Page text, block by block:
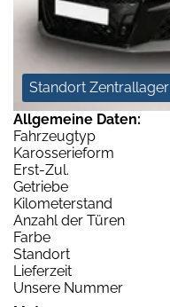
Standort Zentrallager
Allgemeine Daten:
Fahrzeugtyp
Karosserieform
Erst-Zul.
Getriebe
Kilometerstand
Anzahl der Türen
Farbe
Standort
Lieferzeit
Unsere Nummer